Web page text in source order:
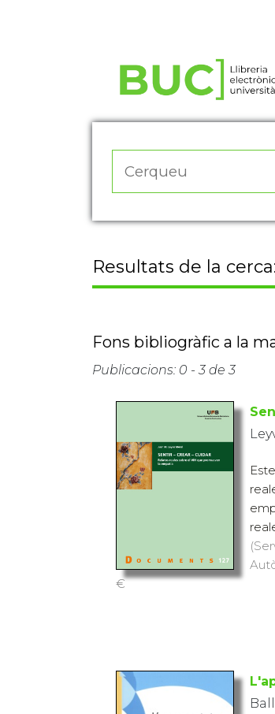
Resultats de la cerca:
Fons bibliogràfic a la
Publicacions: 0 - 3 de 3
€